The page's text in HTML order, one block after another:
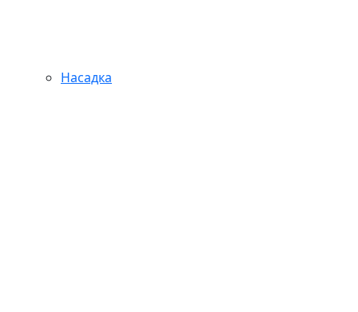
Насадка